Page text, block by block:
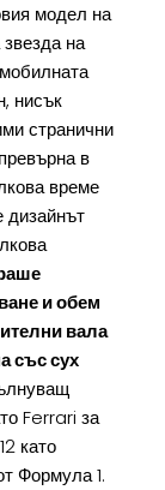
модел на
на
нисък
странични
в
време
дизайнът
и обем
вала
със сух
Ferrari за
като
Формула 1.